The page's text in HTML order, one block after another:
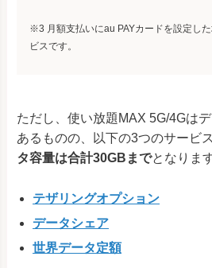
※3 月額支払いにau PAYカードを設定し
ビスです。
ただし、使い放題MAX 5G/4Gは
あるものの、以下の3つのサービ
タ容量は合計30GBまでとなります
テザリングオプション
データシェア
世界データ定額